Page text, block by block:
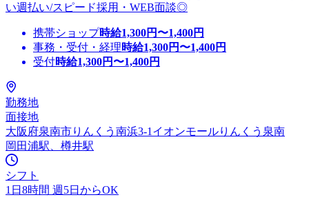
い週払い/スピード採用・WEB面談◎
携帯ショップ時給1,300円〜1,400円
事務・受付・経理時給1,300円〜1,400円
受付時給1,300円〜1,400円
勤務地
面接地
大阪府泉南市りんくう南浜3-1イオンモールりんくう泉南
岡田浦駅、樽井駅
シフト
1日8時間 週5日からOK